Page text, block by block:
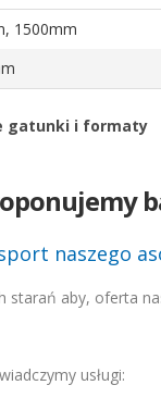
1500mm
gatunki i formaty
naszego
starań aby, oferta
usługi: